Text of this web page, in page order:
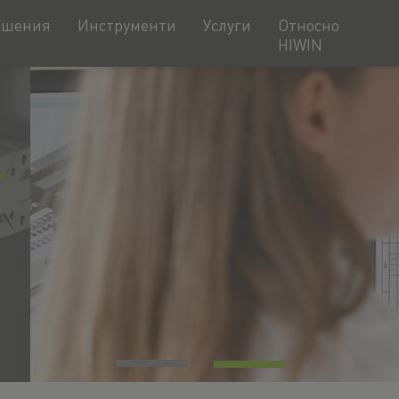
Относно
HIWIN
Услуги
Инструменти